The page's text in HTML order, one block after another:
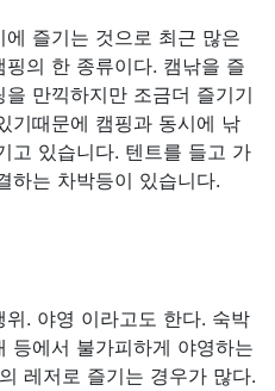
즐기는 것으로 최근 많은
의 한 종류이다. 캠낚을 즐
만끽하지만 조금더 즐기기
기때문에 캠핑과 동시에 낚
고 있습니다. 텐트를 들고 가
하는 차박등이 있습니다.
. 야영 이라고도 한다. 숙박
등에서 불가피하게 야영하는
레저로 즐기는 경우가 많다.